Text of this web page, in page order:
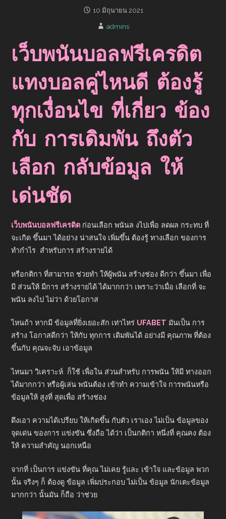
10 มิถุนายน 2021
admins
เว็บพนันบอลฟรีเครดิต
แทงบอลคู่ไหนดี ต้องรู้
ทุกเงื่อนไข ที่เกี่ยว ข้อง
กับ การเดิมพัน ถึงตัว
เลือก กลับข้อมูล ให้
เด่นชัด
เว็บพนันบอลฟรีเครดิต ก่อนเลือก พนันล งไปเพื่อ ลดผล กระทบ ที่
จะเกิด ขึ้นมา ได้อย่าง น่าสนใจ เพิ่มขึ้น ต้องรู้ ทางเลือก ของการ
ทำกำไร สำหรับการ สร้างรายได้
หรือกติกา ที่สามารถ ช่วยทำ ให้ผู้พนัน สร้างช่อง ดีกว่า ขึ้นมา เพื่อ
มี ส่วนให้ มีการ สร้างรายได้ ได้มากกว่า เพราะว่าเมื่อ เลือกที่ จะ
พนัน ลงไป ไม่ว่า ด้วยโอกาส
ไหนถ้า หากมี ข้อมูลที่ยิ่งเยอะสัก เท่าไหร่ UFABET มันเป็น การ
สร้าง โอกาสดีกว่า ให้กับ ทุกการ เดิมพันได้ อย่างมี คุณภาพ ที่ต้อง
ขึ้นกับ คุณจะจับ เอาข้อมูล
ไหนมา วิเคราะห์ ก็ใช้ เพื่อใน ส่วนสำหรับ การพนัน ให้มี ทางออก
ได้มากกว่า หรือผู้เล่น พนันต้อง เข้าทำ ความเข้าใจ การพนันหรือ
ข้อมูลให้ สูงที่ สุดเพื่อ สร้างช่อง
ดึงเอา ความได้เปรียบ ให้เกิดขึ้น กับตัว เราเอง ไม่เป็น ข้อมูลของ
จุดเด่น ของการ แข่งขัน ซึ่งถือ ได้ว่า เป็นกติกา หนึ่งที่ คุณคง ต้อง
ให้ ความสำคัญ นอกเหนือ
จากที่ เป็นการ แข่งขัน ที่คุณ ไม่เคย รู้และ เข้าใจ และข้อมูล พวก
นั้น จริงๆ ก็ ต้องดู ข้อมูล เพิ่มประกอบ ไม่เป็น ข้อมูล นักเตะข้อมูล
มากกว่า นั้นมัน ก็ถือ ว่าช่วย